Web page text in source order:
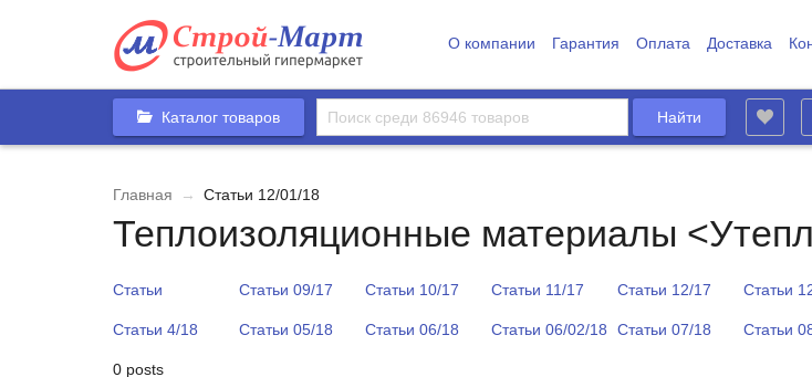
О компании Гарантия Оплата Доставка
Каталог товаров
Главная → Статьи 12/01/18
Теплоизоляционные материалы
Статьи Статьи 09/17 Статьи 10/17 Статьи 11/17 Статьи 12/17 Статьи
Статьи 4/18 Статьи 05/18 Статьи 06/18 Статьи 06/02/18 Статьи 07/18 Статьи
0 posts